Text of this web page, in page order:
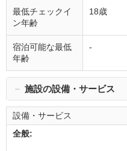
最低チェックイ
ン年齢
18歳
宿泊可能な最低
年齢
-
－ 施設の設備・サービス
設備・サービス
全般: